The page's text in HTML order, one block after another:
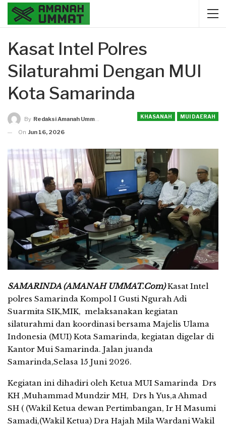
Kasat Intel Polres
Silaturahmi Dengan MUI
Kota Samarinda
KHASANAH MUI DAERAH
By Redaksi Amanah Ummat
On Jun 16, 2026
SAMARINDA (AMANAH UMMAT.Com)Kasat Intel
polres Samarinda Kompol I Gusti Ngurah Adi
Suarmita SIK,MIK, melaksanakan kegiatan
silaturahmi dan koordinasi bersama Majelis Ulama
Indonesia (MUI) Kota Samarinda, kegiatan digelar di
Kantor Mui Samarinda. Jalan juanda
Samarinda,Selasa 15 Juni 2026.
Kegiatan ini dihadiri oleh Ketua MUI Samarinda Drs
KH ,Muhammad Mundzir MH, Drs h Yus,a Ahmad
SH ( (Wakil Ketua dewan Pertimbangan, Ir H Masumi
Samadi,(Wakil Ketua) Dra Hajah Mila Wardani Wakil